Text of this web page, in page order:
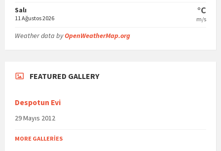
Salı
11 Ağustos 2026
°C
m/s
Weather data byOpenWeatherMap.org
FEATURED GALLERY
Despotun Evi
29 Mayıs 2012
MORE GALLERIES